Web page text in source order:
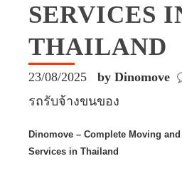
SERVICES
THAILAND
23/08/2025 by Dinomove
รถรับจ้างขนของ
Dinomove – Complete Moving
Services in Thailand